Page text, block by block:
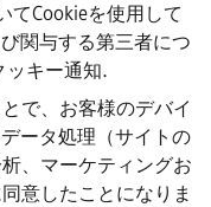
てCookieを使用して
関与する第三者につ
ッキー通知.
で、お客様のデバイ
ータ処理（サイトの
、マーケティングお
意したことになりま
質問
シー通知
ノーティス